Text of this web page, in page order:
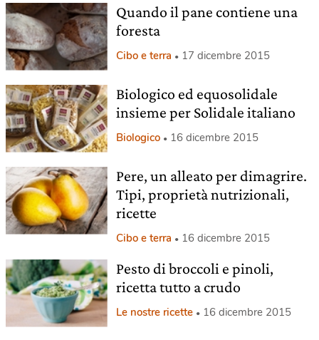
Quando il pane contiene una
foresta
Cibo e terra 17 dicembre 2015
Biologico ed equosolidale
insieme per Solidale italiano
Biologico 16 dicembre 2015
Pere, un alleato per dimagrire.
Tipi, proprietà nutrizionali,
ricette
Cibo e terra 16 dicembre 2015
Pesto di broccoli e pinoli,
ricetta tutto a crudo
Le nostre ricette 16 dicembre 2015